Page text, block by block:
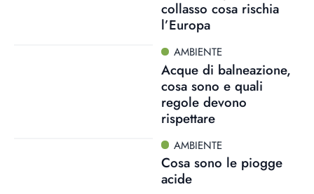
collasso cosa rischia
l’Europa
AMBIENTE
Acque di balneazione,
cosa sono e quali
regole devono
rispettare
AMBIENTE
Cosa sono le piogge
acide